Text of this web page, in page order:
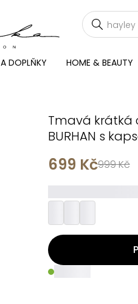
DOPLŇKY HOME & BEAUTY
Tmavá krátká
BURHAN s
999 Kč
699 Kč
_____